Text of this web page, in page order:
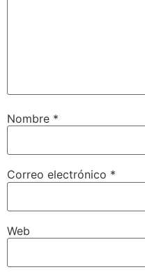
Nombre *
Correo electrónico *
Web